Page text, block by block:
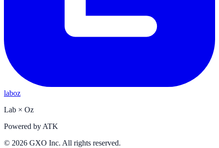
laboz
Lab × Oz
Powered by ATK
© 2026 GXO Inc. All rights reserved.